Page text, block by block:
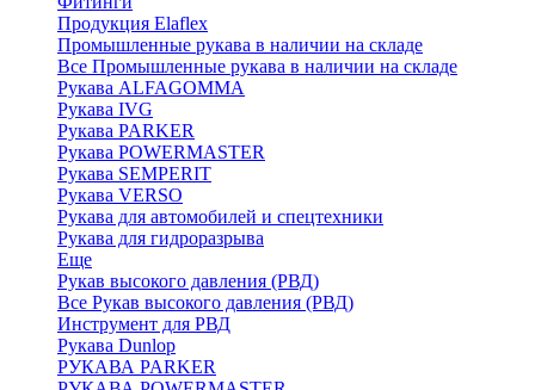
Продукция Elaflex
Промышленные рукава в наличии на складе
Все Промышленные рукава в наличии на складе
Рукава ALFAGOMMA
Рукава IVG
Рукава PARKER
Рукава POWERMASTER
Рукава SEMPERIT
Рукава VERSO
Рукава для автомобилей и спецтехники
Рукава для гидроразрыва
Еще
Рукав высокого давления (РВД)
Все Рукав высокого давления (РВД)
Инструмент для РВД
Рукава Dunlop
РУКАВА PARKER